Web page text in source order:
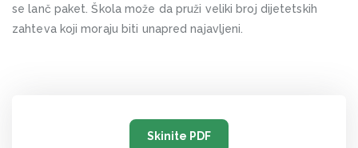
se lanč paket. Škola može da pruži veliki broj dijetetskih
zahteva koji moraju biti unapred najavljeni.
Skinite PDF